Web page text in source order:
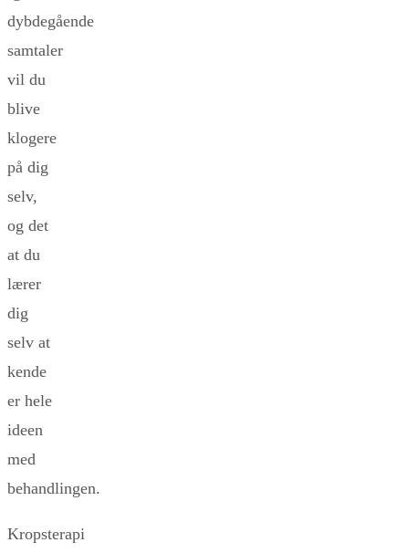
dybdegående
samtaler
vil du
blive
klogere
på dig
selv,
og det
at du
lærer
dig
selv at
kende
er hele
ideen
med
behandlingen.
Kropsterapi